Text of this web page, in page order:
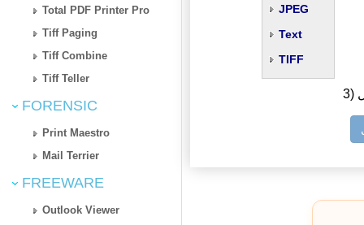
Total PDF Printer Pro
Tiff Paging
Tiff Combine
Tiff Teller
FORENSIC
Print Maestro
Mail Terrier
FREEWARE
Outlook Viewer
JPEG
Text
TIFF